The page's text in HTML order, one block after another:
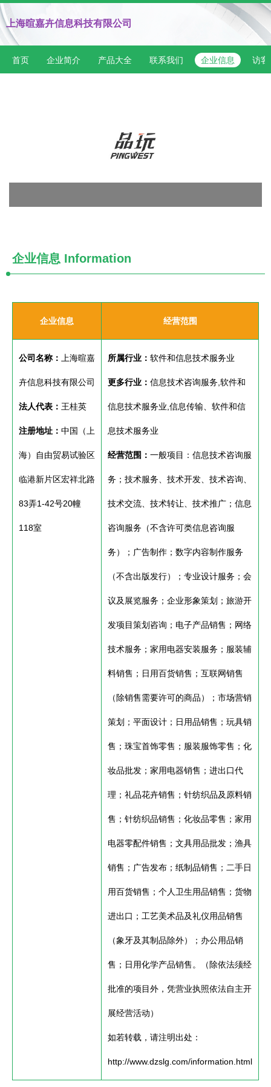
上海暄嘉卉信息科技有限公司
首页 企业简介 产品大全 联系我们 企业信息 访客
企业信息 Information
企业信息 经营范围
公司名称： 上海暄嘉
卉信息科技有限公司
法人代表： 王桂英
注册地址： 中国（上
海）自由贸易试验区
临港新片区宏祥北路
83弄1-42号20幢
118室
所属行业： 软件和信息技术服务业
更多行业： 信息技术咨询服务,软件和
信息技术服务业,信息传输、软件和信
息技术服务业
经营范围： 一般项目：信息技术咨询服
务；技术服务、技术开发、技术咨询、
技术交流、技术转让、技术推广；信息
咨询服务（不含许可类信息咨询服
务）；广告制作；数字内容制作服务
（不含出版发行）；专业设计服务；会
议及展览服务；企业形象策划；旅游开
发项目策划咨询；电子产品销售；网络
技术服务；家用电器安装服务；服装辅
料销售；日用百货销售；互联网销售
（除销售需要许可的商品）；市场营销
策划；平面设计；日用品销售；玩具销
售；珠宝首饰零售；服装服饰零售；化
妆品批发；家用电器销售；进出口代
理；礼品花卉销售；针纺织品及原料销
售；针纺织品销售；化妆品零售；家用
电器零配件销售；文具用品批发；渔具
销售；广告发布；纸制品销售；二手日
用百货销售；个人卫生用品销售；货物
进出口；工艺美术品及礼仪用品销售
（象牙及其制品除外）；办公用品销
售；日用化学产品销售。（除依法须经
批准的项目外，凭营业执照依法自主开
展经营活动）
如若转载，请注明出处：
http://www.dzslg.com/information.html